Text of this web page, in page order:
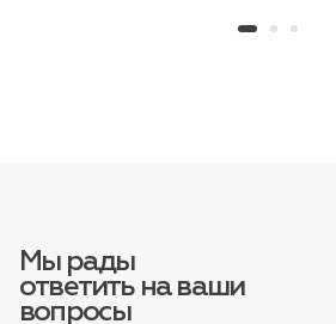
Мы рады
ответить на ваши
вопросы